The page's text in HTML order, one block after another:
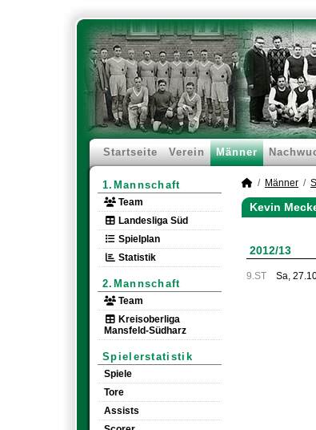
Startseite Verein Männer
1.Mannschaft
Team
Landesliga Süd
Spielplan
Statistik
2.Mannschaft
Team
Kreisoberliga
Mansfeld-Südharz
Spielerstatistik
Spiele
Tore
Assists
Männer
Kevin
2012/13
9.ST Sa,